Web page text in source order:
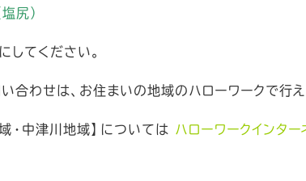
尻）
してください。
合わせは、お住まいの地域のハローワークで行え
・中津川地域】については
ハローワークインター